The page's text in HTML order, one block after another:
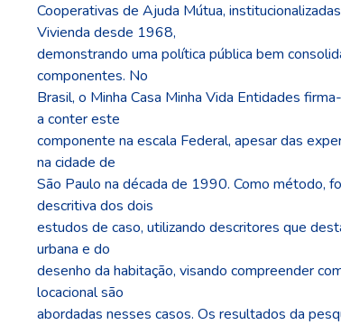
Cooperativas de Ajuda Mútua,
Vivienda desde 1968,
demonstrando uma política pública bem
componentes. No
Brasil, o Minha Casa Minha Vida Entidades
a conter este
componente na escala Federal, apesar das
na cidade de
São Paulo na década de 1990. Como método,
descritiva dos dois
estudos de caso, utilizando descritores que
urbana e do
desenho da habitação, visando compreender
locacional são
abordadas nesses casos. Os resultados da